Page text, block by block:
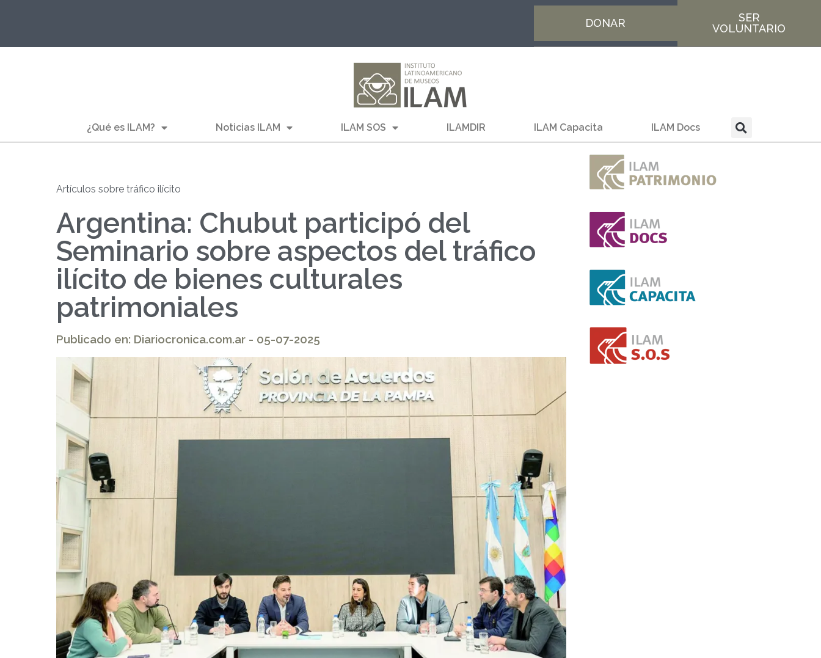
DONAR
SER
VOLUNTARIO
¿Qué es ILAM? Noticias ILAM ILAM SOS ILAMDIR ILAM Capacita ILAM Docs
Artículos sobre tráfico ilícito
Argentina: Chubut participó del
Seminario sobre aspectos del tráfico
ilícito de bienes culturales
patrimoniales
Publicado en: Diariocronica.com.ar - 05-07-2025